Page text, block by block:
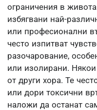
ограничения в
избягвани най-
или професионални
често изпитват
разочарование,
или изолирани.
от други хора. Те
или дори токсични
наложи да останат